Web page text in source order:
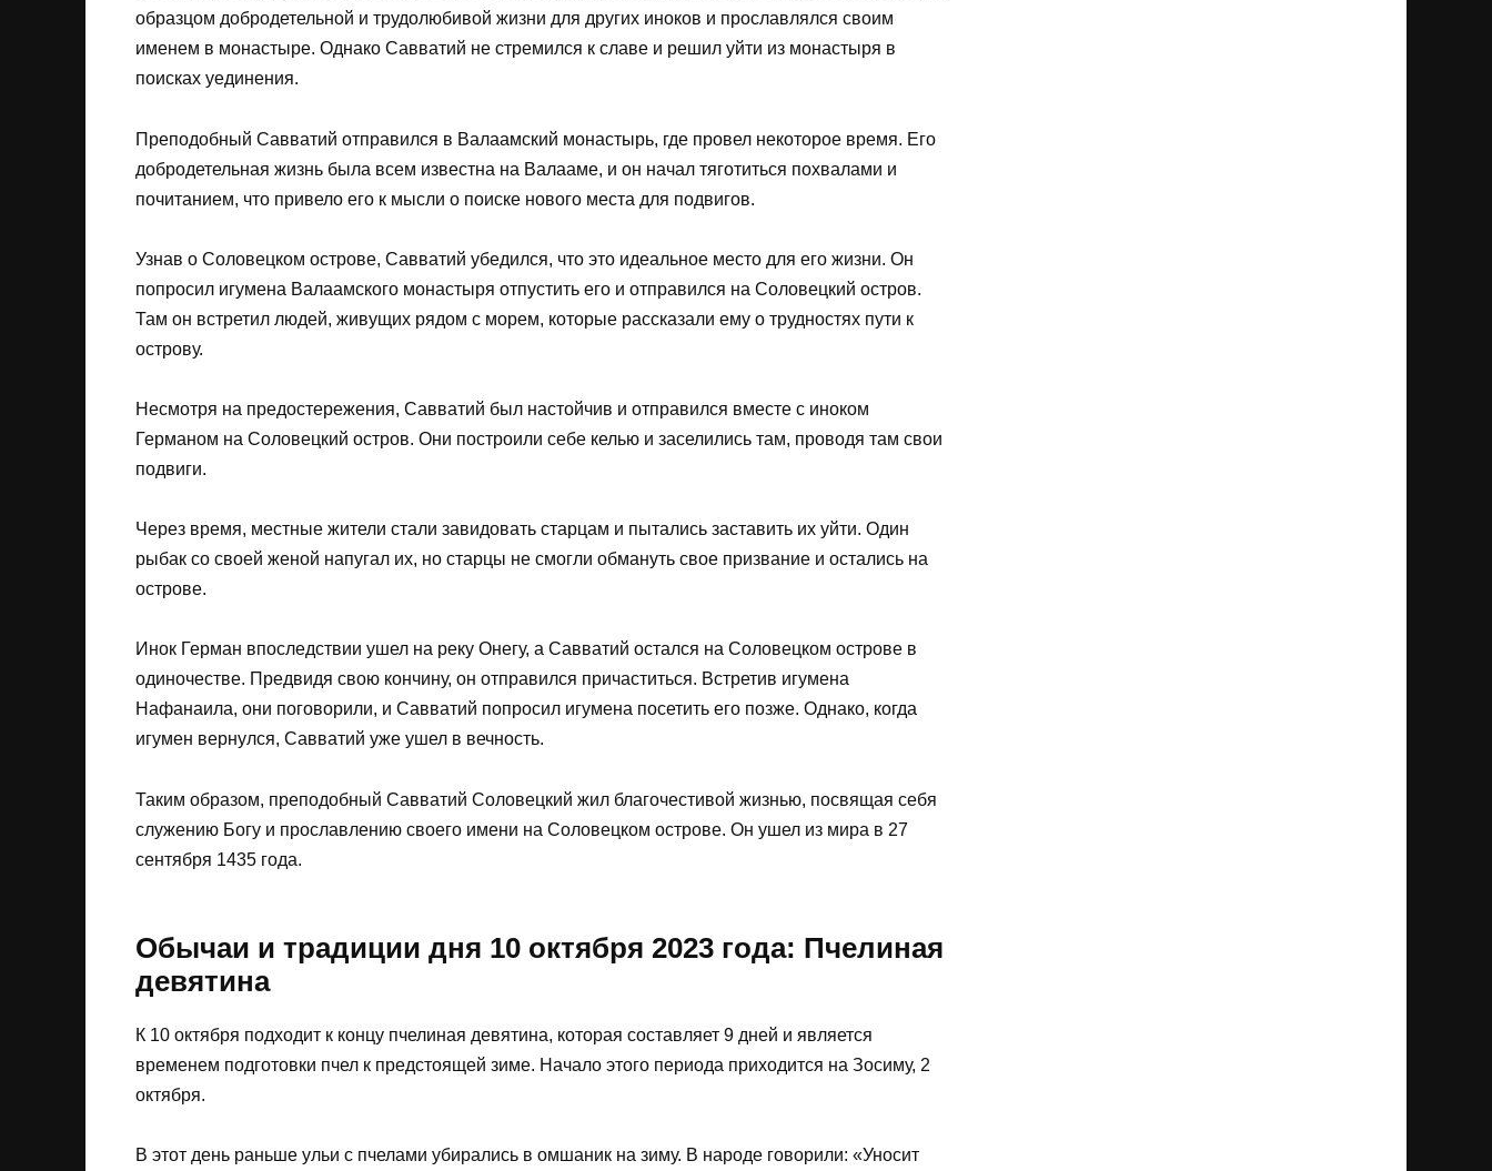
образцом добродетельной и трудолюбивой жизни для других иноков и прославлялся своим
именем в монастыре. Однако Савватий не стремился к славе и решил уйти из монастыря в
поисках уединения.
Преподобный Савватий отправился в Валаамский монастырь, где провел некоторое время. Его
добродетельная жизнь была всем известна на Валааме, и он начал тяготиться похвалами и
почитанием, что привело его к мысли о поиске нового места для подвигов.
Узнав о Соловецком острове, Савватий убедился, что это идеальное место для его жизни. Он
попросил игумена Валаамского монастыря отпустить его и отправился на Соловецкий остров.
Там он встретил людей, живущих рядом с морем, которые рассказали ему о трудностях пути к
острову.
Несмотря на предостережения, Савватий был настойчив и отправился вместе с иноком
Германом на Соловецкий остров. Они построили себе келью и заселились там, проводя там свои
подвиги.
Через время, местные жители стали завидовать старцам и пытались заставить их уйти. Один
рыбак со своей женой напугал их, но старцы не смогли обмануть свое призвание и остались на
острове.
Инок Герман впоследствии ушел на реку Онегу, а Савватий остался на Соловецком острове в
одиночестве. Предвидя свою кончину, он отправился причаститься. Встретив игумена
Нафанаила, они поговорили, и Савватий попросил игумена посетить его позже. Однако, когда
игумен вернулся, Савватий уже ушел в вечность.
Таким образом, преподобный Савватий Соловецкий жил благочестивой жизнью, посвящая себя
служению Богу и прославлению своего имени на Соловецком острове. Он ушел из мира в 27
сентября 1435 года.
Обычаи и традиции дня 10 октября 2023 года: Пчелиная
девятина
К 10 октября подходит к концу пчелиная девятина, которая составляет 9 дней и является
временем подготовки пчел к предстоящей зиме. Начало этого периода приходится на Зосиму, 2
октября.
В этот день раньше ульи с пчелами убирались в омшаник на зиму. В народе говорили: «Уносит